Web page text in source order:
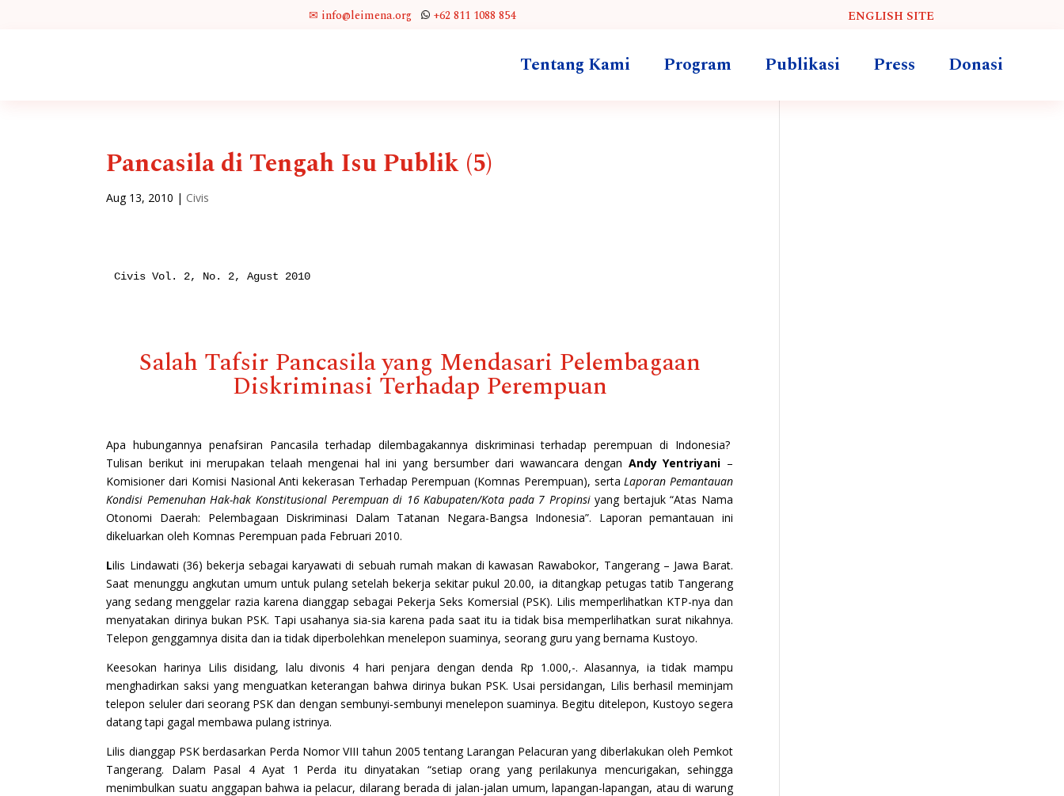
✉ info@leimena.org +62 811 1088 854 ENGLISH SITE
Tentang Kami Program Publikasi Press Donasi
Pancasila di Tengah Isu Publik (5)
Aug 13, 2010 | Civis
Civis Vol. 2, No. 2, Agust 2010
Salah Tafsir Pancasila yang Mendasari Pelembagaan
Diskriminasi Terhadap Perempuan
Apa hubungannya penafsiran Pancasila terhadap dilembagakannya diskriminasi terhadap perempuan di Indonesia?
Tulisan berikut ini merupakan telaah mengenai hal ini yang bersumber dari wawancara dengan Andy Yentriyani –
Komisioner dari Komisi Nasional Anti kekerasan Terhadap Perempuan (Komnas Perempuan), serta Laporan Pemantauan
Kondisi Pemenuhan Hak-hak Konstitusional Perempuan di 16 Kabupaten/Kota pada 7 Propinsiyang bertajuk “Atas Nama
Otonomi Daerah: Pelembagaan Diskriminasi Dalam Tatanan Negara-Bangsa Indonesia”. Laporan pemantauan ini
dikeluarkan oleh Komnas Perempuan pada Februari 2010.
Lilis Lindawati (36) bekerja sebagai karyawati di sebuah rumah makan di kawasan Rawabokor, Tangerang – Jawa Barat.
Saat menunggu angkutan umum untuk pulang setelah bekerja sekitar pukul 20.00, ia ditangkap petugas tatib Tangerang
yang sedang menggelar razia karena dianggap sebagai Pekerja Seks Komersial (PSK). Lilis memperlihatkan KTP-nya dan
menyatakan dirinya bukan PSK. Tapi usahanya sia-sia karena pada saat itu ia tidak bisa memperlihatkan surat nikahnya.
Telepon genggamnya disita dan ia tidak diperbolehkan menelepon suaminya, seorang guru yang bernama Kustoyo.
Keesokan harinya Lilis disidang, lalu divonis 4 hari penjara dengan denda Rp 1.000,-. Alasannya, ia tidak mampu
menghadirkan saksi yang menguatkan keterangan bahwa dirinya bukan PSK. Usai persidangan, Lilis berhasil meminjam
telepon seluler dari seorang PSK dan dengan sembunyi-sembunyi menelepon suaminya. Begitu ditelepon, Kustoyo segera
datang tapi gagal membawa pulang istrinya.
Lilis dianggap PSK berdasarkan Perda Nomor VIII tahun 2005 tentang Larangan Pelacuran yang diberlakukan oleh Pemkot
Tangerang. Dalam Pasal 4 Ayat 1 Perda itu dinyatakan “setiap orang yang perilakunya mencurigakan, sehingga
menimbulkan suatu anggapan bahwa ia pelacur, dilarang berada di jalan-jalan umum, lapangan-lapangan, atau di warung